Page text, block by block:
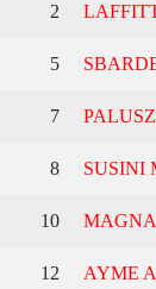
2
5
7
8 SUSINI
10
12 AYME